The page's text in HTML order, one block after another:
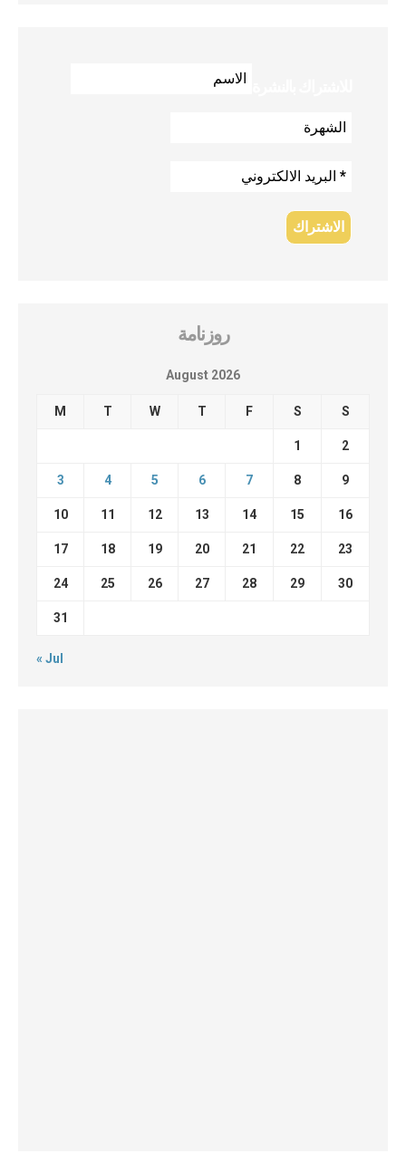
روزنامة
August 2026
M T W T F S S
1 2
3 4 5 6 7 8 9
10 11 12 13 14 15 16
17 18 19 20 21 22 23
24 25 26 27 28 29 30
31
« Jul